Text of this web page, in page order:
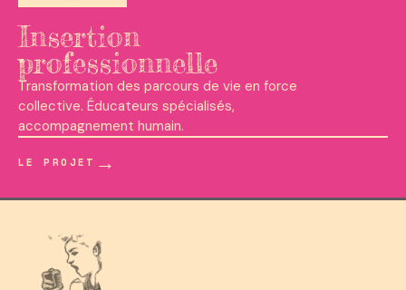
Insertion
professionnelle
Transformation des parcours de vie en force
collective. Éducateurs spécialisés,
accompagnement humain.
LE PROJET →